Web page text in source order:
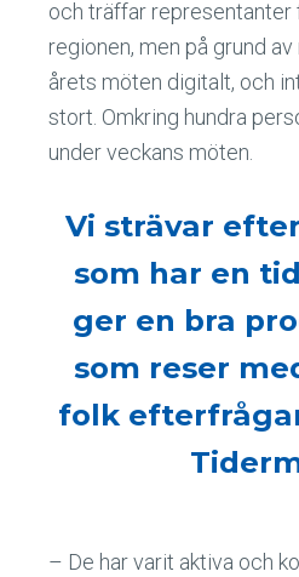
och träffar representanter
regionen, men på grund
årets möten digitalt, och
stort. Omkring hundra
under veckans möten.
Vi strävar
som har en
ger en bra
som reser
folk
– De har varit aktiva och